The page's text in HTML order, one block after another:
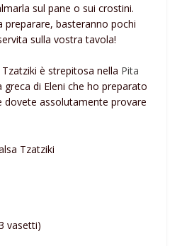
sul pane o sui crostini.
preparare, basteranno pochi
sulla vostra tavola!
è strepitosa nella Pita
greca di Eleni che ho preparato
dovete assolutamente provare
Tzatziki
vasetti)